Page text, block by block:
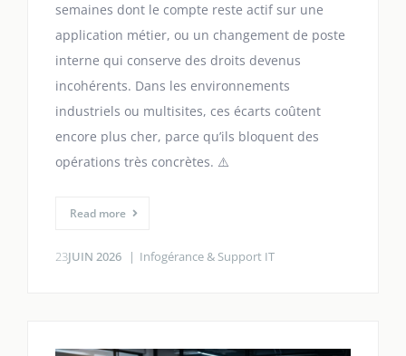
semaines dont le compte reste actif sur une
application métier, ou un changement de poste
interne qui conserve des droits devenus
incohérents. Dans les environnements
industriels ou multisites, ces écarts coûtent
encore plus cher, parce qu’ils bloquent des
opérations très concrètes. ⚠️
Read more
23JUIN 2026 Infogérance & Support IT